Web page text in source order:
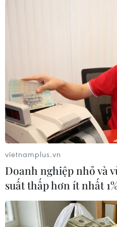
tuyến, luồng đường
tải hành khách từ bờ ra
Bộ Giao thông Vận tải
vị trực thuộc, các Sở
đơn vị kinh doanh vận
đảm năng lực vận tải,
với hoạt động vận tải
nhất là dịch vụ vận
trong dịp nghỉ Tết, chú
không Quốc tế Tân Sân
Quốc tế Nội Bài; giảm
hủy chuyến; không để
quê ăn Tết do thiếu
vietnamplus.vn
Doanh nghiệp nhỏ và
suất thấp hơn ít nhất